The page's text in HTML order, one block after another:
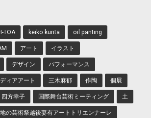
TOA keiko kurita oil panting
アート イラスト
デザイン パフォーマンス
ィアアート 三木麻郁 作陶 個展
四方幸子 国際舞台芸術ミーティング 土
の芸術祭越後妻有アートトリエンナーレ